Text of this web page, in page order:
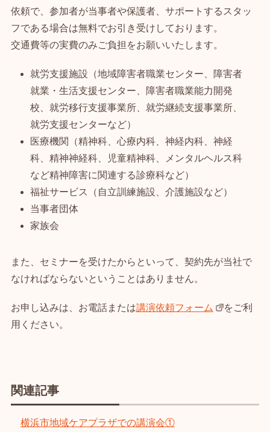
依頼で、参加者が当事者や保護者、サポートするスタッ
フである場合は無料でお引き受けしております。
交通費等の実費のみご負担をお願いいたします。
就労支援施設（地域障害者職業センター、障害者
就業・生活支援センター、障害者職業能力開発
校、就労移行支援事業所、就労継続支援事業所、
就労支援センターなど）
医療機関（精神科、心療内科、神経内科、神経
科、精神神経科、児童精神科、メンタルヘルス科
など精神障害に関連する診療科など）
福祉サービス（自立訓練施設、介護施設など）
当事者団体
家族会
また、セミナーを受けたからといって、契約先が当社で
なければならないということはありません。
お申し込みは、お電話または講演依頼フォーム
をご利
用ください。
関連記事
横浜市地域ケアプラザでの講演会①